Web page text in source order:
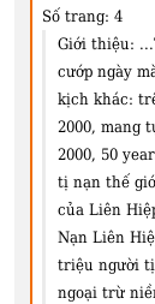
Số trang: 4
Giới thiệu:
cướp ngày
kịch khác:
2000, mang
2000, 50
tị nạn thế
của Liên
Nạn Liên
triệu người
ngoại trừ